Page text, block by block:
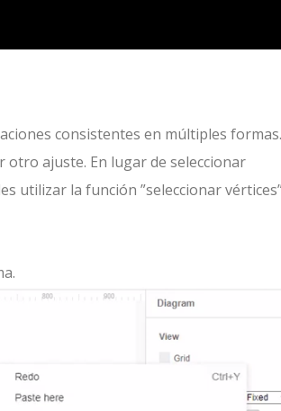
consistentes en múltiples
ajuste. En lugar de seleccionar
utilizar la función ”seleccionar